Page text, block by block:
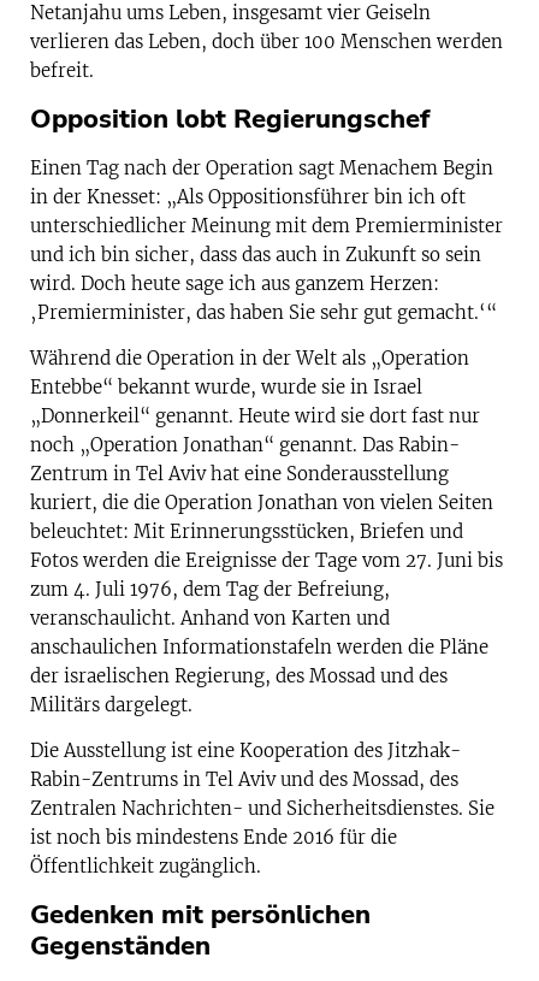
Netanjahu ums Leben, insgesamt vier Geiseln
verlieren das Leben, doch über 100 Menschen werden
befreit.
Opposition lobt Regierungschef
Einen Tag nach der Operation sagt Menachem Begin
in der Knesset: „Als Oppositionsführer bin ich oft
unterschiedlicher Meinung mit dem Premierminister
und ich bin sicher, dass das auch in Zukunft so sein
wird. Doch heute sage ich aus ganzem Herzen:
‚Premierminister, das haben Sie sehr gut gemacht.‘“
Während die Operation in der Welt als „Operation
Entebbe“ bekannt wurde, wurde sie in Israel
„Donnerkeil“ genannt. Heute wird sie dort fast nur
noch „Operation Jonathan“ genannt. Das Rabin-
Zentrum in Tel Aviv hat eine Sonderausstellung
kuriert, die die Operation Jonathan von vielen Seiten
beleuchtet: Mit Erinnerungsstücken, Briefen und
Fotos werden die Ereignisse der Tage vom 27. Juni bis
zum 4. Juli 1976, dem Tag der Befreiung,
veranschaulicht. Anhand von Karten und
anschaulichen Informationstafeln werden die Pläne
der israelischen Regierung, des Mossad und des
Militärs dargelegt.
Die Ausstellung ist eine Kooperation des Jitzhak-
Rabin-Zentrums in Tel Aviv und des Mossad, des
Zentralen Nachrichten- und Sicherheitsdienstes. Sie
ist noch bis mindestens Ende 2016 für die
Öffentlichkeit zugänglich.
Gedenken mit persönlichen
Gegenständen